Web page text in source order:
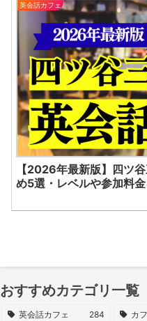
英会話カフェ
【2026年最新版】四ツ
め5選・レベルや参加料
おすすめカテゴリ一覧
英会話カフェ 284 カ